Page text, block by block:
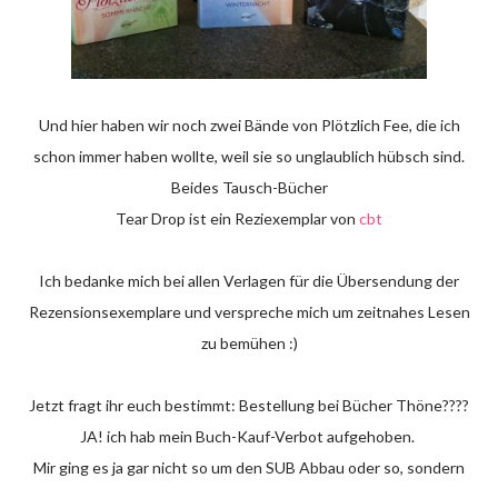
Und hier haben wir noch zwei Bände von Plötzlich Fee, die ich
schon immer haben wollte, weil sie so unglaublich hübsch sind.
Beides Tausch-Bücher
Tear Drop ist ein Reziexemplar von cbt
Ich bedanke mich bei allen Verlagen für die Übersendung der
Rezensionsexemplare und verspreche mich um zeitnahes Lesen
zu bemühen :)
Jetzt fragt ihr euch bestimmt: Bestellung bei Bücher Thöne????
JA! ich hab mein Buch-Kauf-Verbot aufgehoben.
Mir ging es ja gar nicht so um den SUB Abbau oder so, sondern